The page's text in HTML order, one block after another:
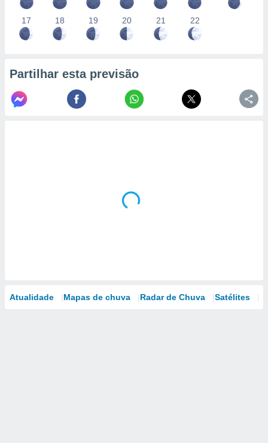
17 18 19 20 21 22
Partilhar esta previsão
Atualidade Mapas de chuva Radar de Chuva Satélites